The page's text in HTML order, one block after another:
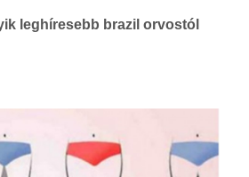
leghíresebb brazil orvostól